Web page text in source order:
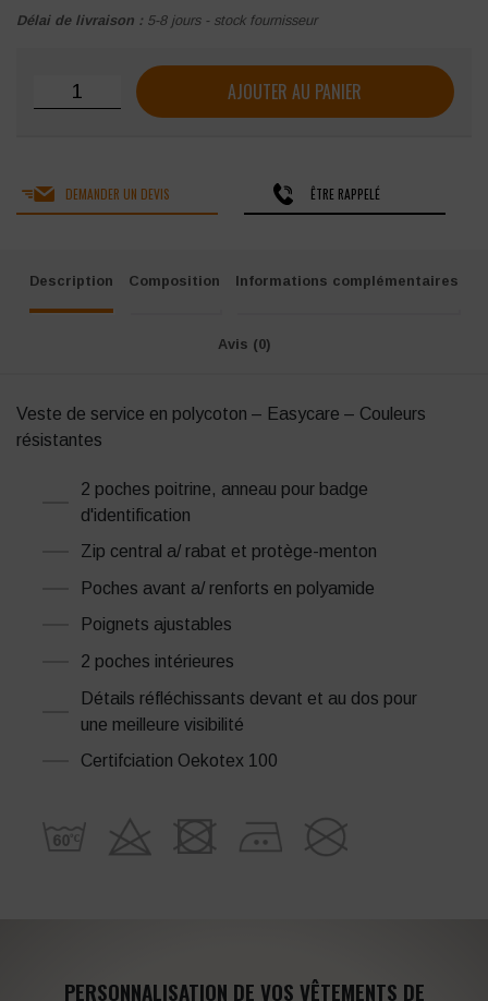
Délai de livraison : 5-8 jours - stock fournisseur
quantité de VESTE DE SERVICE PRIO CONTRASTEE
AJOUTER AU PANIER
DEMANDER UN DEVIS ÊTRE RAPPELÉ
Description Composition Informations complémentaires
Avis (0)
Veste de service en polycoton – Easycare – Couleurs
résistantes
2 poches poitrine, anneau pour badge
d'identification
Zip central a/ rabat et protège-menton
Poches avant a/ renforts en polyamide
Poignets ajustables
2 poches intérieures
Détails réfléchissants devant et au dos pour
une meilleure visibilité
Certifciation Oekotex 100
PERSONNALISATION DE VOS VÊTEMENTS DE